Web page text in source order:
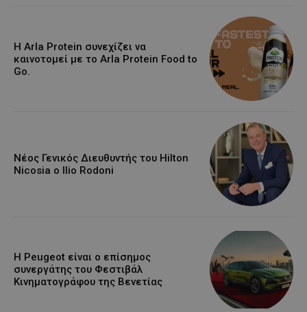
Η Arla Protein συνεχίζει να
καινοτομεί με το Arla Protein Food to
Go.
Νέος Γενικός Διευθυντής του Hilton
Nicosia ο Ilio Rodoni
Η Peugeot είναι ο επίσημος
συνεργάτης του Φεστιβάλ
Κινηματογράφου της Βενετίας